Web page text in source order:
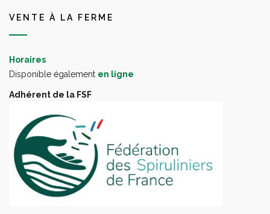
VENTE À LA FERME
Horaires
Disponible également en ligne
Adhérent de la FSF